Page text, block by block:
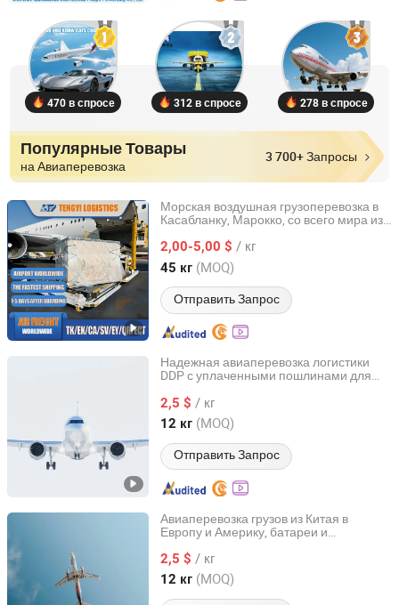
470 в спросе 312 в спросе 278 в спросе
Популярные Товары
на Авиаперевозка
3 700+ Запросы
Морская воздушная грузоперевозка в
Касабланку, Марокко, со всего мира из
2,00-5,00 $ / кг
45 кг (MOQ)
Отправить Запрос
Shenzhen Tengyi International Freight Agency Co., Ltd.
Guangdong, China с 2020
Надежная авиаперевозка логистики
DDP с уплаченными пошлинами для
Китая в ЕС и США с двери до двери
2,5 $ / кг
12 кг (MOQ)
Отправить Запрос
Shenzhen Anbotong International Logistics Co., Ltd.
Guangdong, China с 2026
Авиаперевозка грузов из Китая в
Европу и Америку, батареи и
оплатой при получении
2,5 $ / кг
12 кг (MOQ)
Shenzhen Anbotong International Logistics Co., Ltd.
Guangdong, China с 2026